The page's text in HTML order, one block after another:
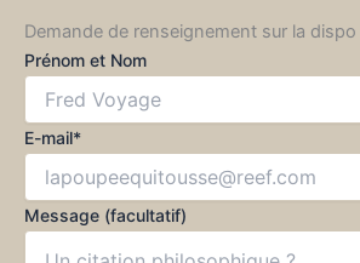
Demande de renseignement sur la dispo
Prénom et Nom
E-mail*
Message (facultatif)